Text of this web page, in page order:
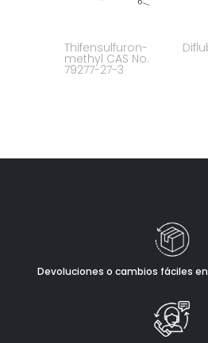
Thifensulfuron-
methyl CAS No.
79277-27-3
Devoluciones o cambios fáciles